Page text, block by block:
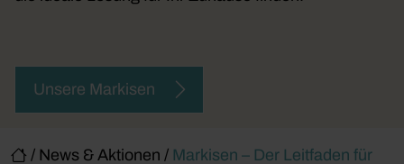
/ News & Aktionen / Markisen – Der Leitfaden für
Unsere Markisen